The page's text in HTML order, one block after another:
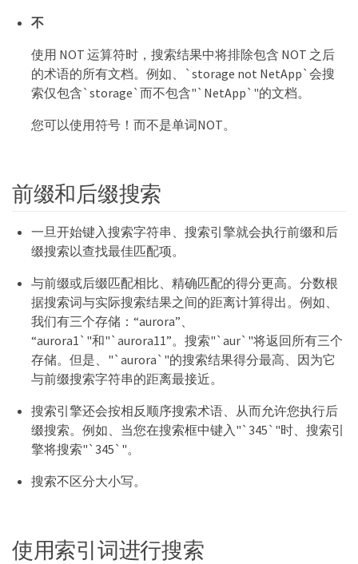
不
使用 NOT 运算符时，搜索结果中将排除包含 NOT 之后
的术语的所有文档。例如、`storage not NetApp`会搜
索仅包含`storage`而不包含"`NetApp`"的文档。
您可以使用符号！而不是单词NOT。
前缀和后缀搜索
一旦开始键入搜索字符串、搜索引擎就会执行前缀和后
缀搜索以查找最佳匹配项。
与前缀或后缀匹配相比、精确匹配的得分更高。分数根
据搜索词与实际搜索结果之间的距离计算得出。例如、
我们有三个存储：“aurora”、
“aurora1`"和"`aurora11”。搜索"`aur`"将返回所有三个
存储。但是、"`aurora`"的搜索结果得分最高、因为它
与前缀搜索字符串的距离最接近。
搜索引擎还会按相反顺序搜索术语、从而允许您执行后
缀搜索。例如、当您在搜索框中键入"`345`"时、搜索引
擎将搜索"`345`"。
搜索不区分大小写。
使用索引词进行搜索